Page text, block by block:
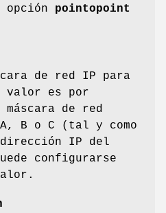
opción pointopoint
de red IP para
es por
de red
B o C (tal y como
IP del
configurarse